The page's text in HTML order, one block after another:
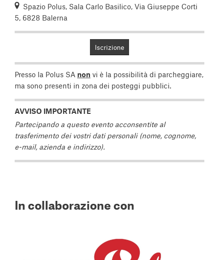
Spazio Polus, Sala Carlo Basilico, Via Giuseppe Corti
5, 6828 Balerna
Iscrizione
Presso la Polus SA non vi è la possibilità di parcheggiare,
ma sono presenti in zona dei posteggi pubblici.
AVVISO IMPORTANTE
Partecipando a questo evento acconsentite al
trasferimento dei vostri dati personali (nome, cognome,
e-mail, azienda e indirizzo).
In collaborazione con